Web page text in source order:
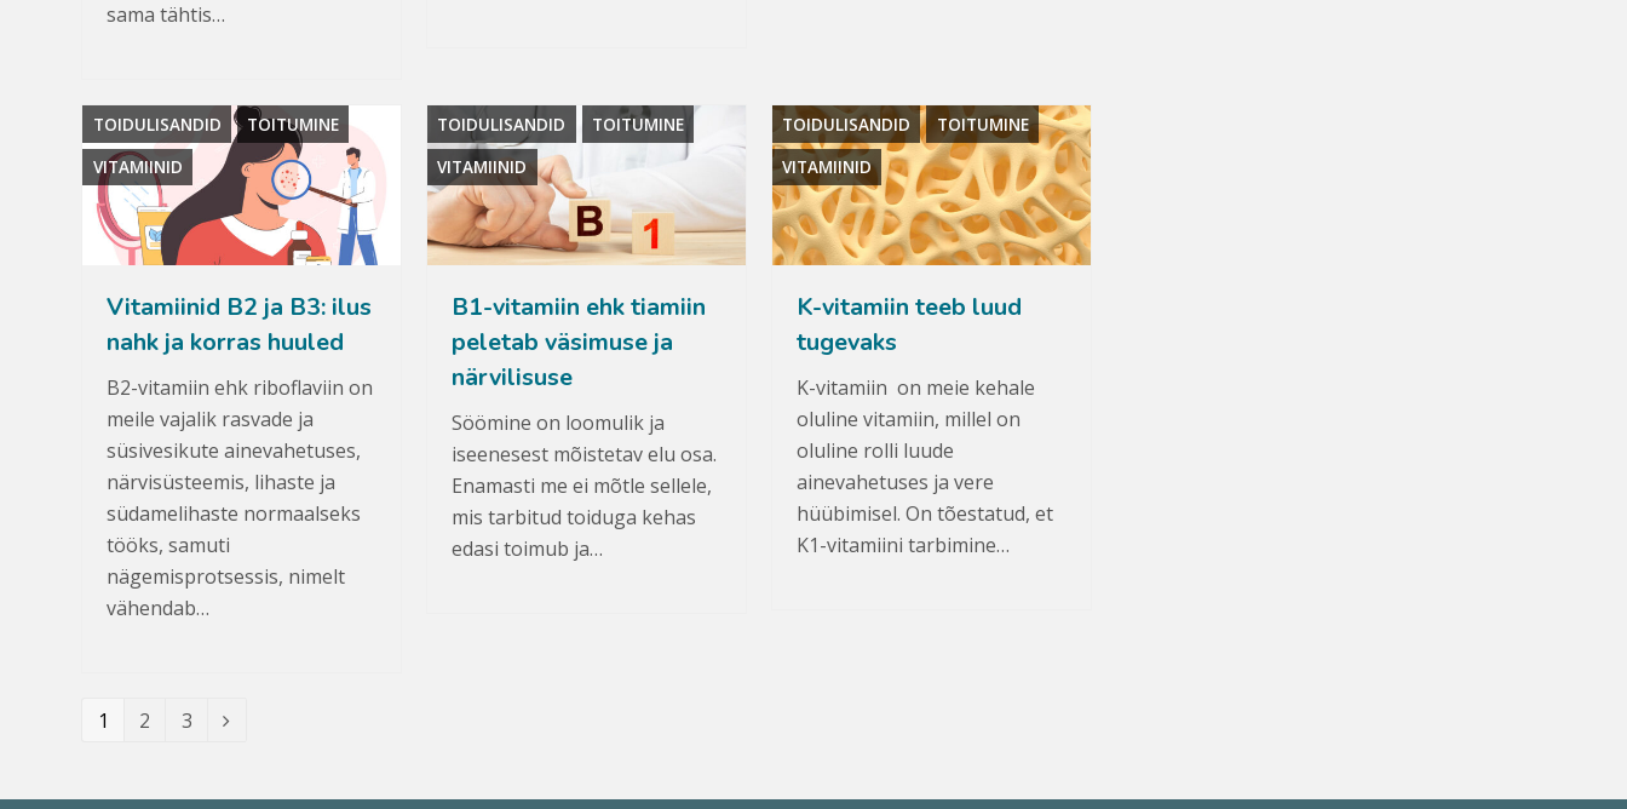
sama tähtis…
TOIDULISANDID
TOITUMINE
VITAMIINID
Vitamiinid B2 ja B3: ilus
nahk ja korras huuled
B2-vitamiin ehk riboflaviin on
meile vajalik rasvade ja
süsivesikute ainevahetuses,
närvisüsteemis, lihaste ja
südamelihaste normaalseks
tööks, samuti
nägemisprotsessis, nimelt
vähendab…
TOIDULISANDID
TOITUMINE
VITAMIINID
B1-vitamiin ehk tiamiin
peletab väsimuse ja
närvilisuse
Söömine on loomulik ja
iseenesest mõistetav elu osa.
Enamasti me ei mõtle sellele,
mis tarbitud toiduga kehas
edasi toimub ja…
TOIDULISANDID
TOITUMINE
VITAMIINID
K-vitamiin teeb luud
tugevaks
K-vitamiin on meie kehale
oluline vitamiin, millel on
oluline rolli luude
ainevahetuses ja vere
hüübimisel. On tõestatud, et
K1-vitamiini tarbimine…
Leht
1 Leht
2 Leht
3